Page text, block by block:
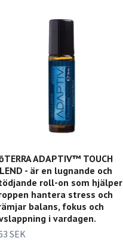
ADAPTIV™ TOUCH
- är en lugnande och
roll-on som hjälper
hantera stress och
balans, fokus och
i vardagen.
SEK